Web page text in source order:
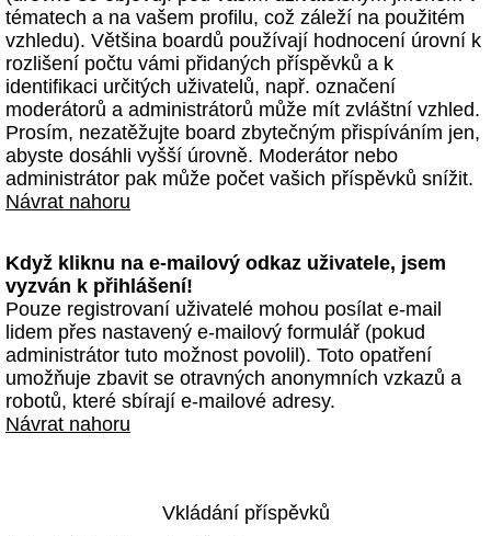
tématech a na vašem profilu, což záleží na použitém
vzhledu). Většina boardů používají hodnocení úrovní k
rozlišení počtu vámi přidaných příspěvků a k
identifikaci určitých uživatelů, např. označení
moderátorů a administrátorů může mít zvláštní vzhled.
Prosím, nezatěžujte board zbytečným přispíváním jen,
abyste dosáhli vyšší úrovně. Moderátor nebo
administrátor pak může počet vašich příspěvků snížit.
Návrat nahoru
Když kliknu na e-mailový odkaz uživatele, jsem
vyzván k přihlášení!
Pouze registrovaní uživatelé mohou posílat e-mail
lidem přes nastavený e-mailový formulář (pokud
administrátor tuto možnost povolil). Toto opatření
umožňuje zbavit se otravných anonymních vzkazů a
robotů, které sbírají e-mailové adresy.
Návrat nahoru
Vkládání příspěvků